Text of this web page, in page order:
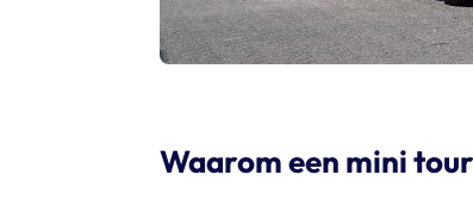
Waarom een mini